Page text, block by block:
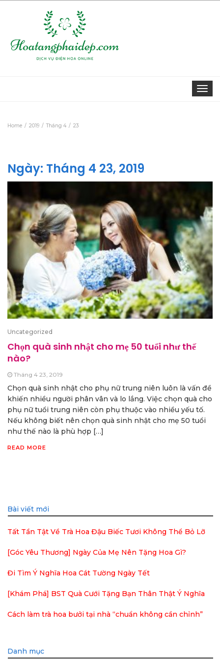
Home 2019 Tháng 4 23
Ngày: Tháng 4 23, 2019
Uncategorized
Chọn quà sinh nhật cho mẹ 50 tuổi như thế
nào?
Tháng 4 23, 2019
Chọn quà sinh nhật cho phụ nữ trung niên luôn là vấn đề
khiến nhiều người phân vân và lo lắng. Việc chọn quà cho
phụ nữ tuổi trung niên còn phụ thuộc vào nhiều yếu tố.
Nếu không biết nên chọn quà sinh nhật cho mẹ 50 tuổi
như thế nào là phù hợp […]
READ MORE
Bài viết mới
Tất Tần Tật Về Trà Hoa Đậu Biếc Tươi Không Thể Bỏ Lỡ
[Góc Yêu Thương] Ngày Của Mẹ Nên Tặng Hoa Gì?
Đi Tìm Ý Nghĩa Hoa Cát Tường Ngày Tết
[Khám Phá] BST Quà Cưới Tặng Bạn Thân Thật Ý Nghĩa
Cách làm trà hoa bưởi tại nhà “chuẩn không cần chỉnh”
Danh mục